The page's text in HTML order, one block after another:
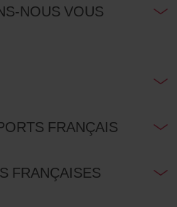
NOUS VOUS
FRANÇAIS
FRANÇAISES